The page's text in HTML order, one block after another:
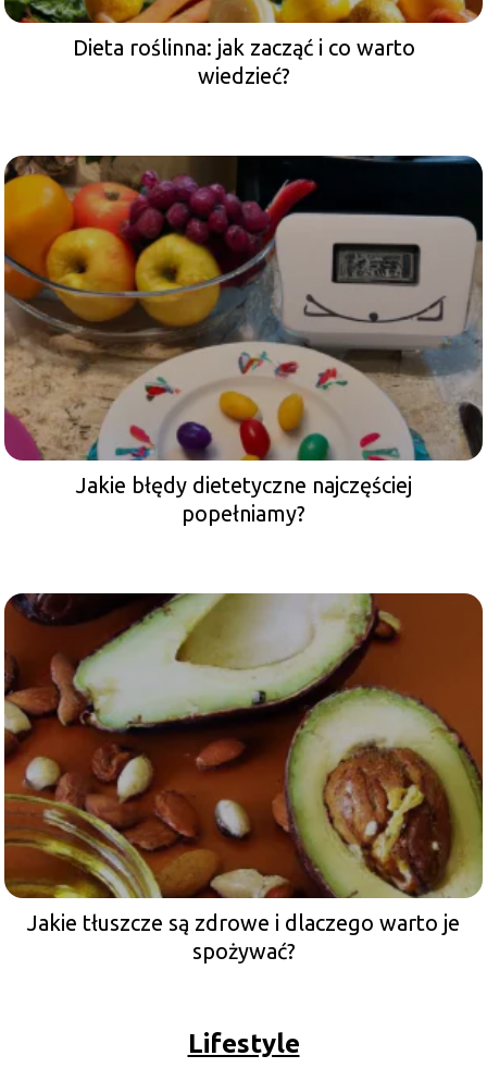
Dieta roślinna: jak zacząć i co warto
wiedzieć?
Jakie błędy dietetyczne najczęściej
popełniamy?
Jakie tłuszcze są zdrowe i dlaczego warto je
spożywać?
Lifestyle